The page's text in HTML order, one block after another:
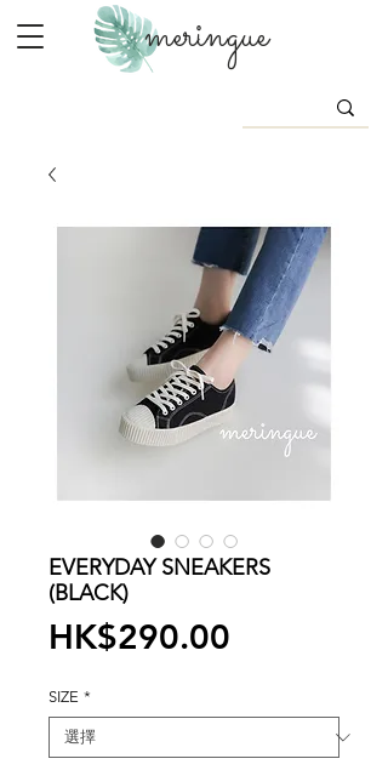
meringue
EVERYDAY SNEAKERS
(BLACK)
HK$290.00
SIZE *